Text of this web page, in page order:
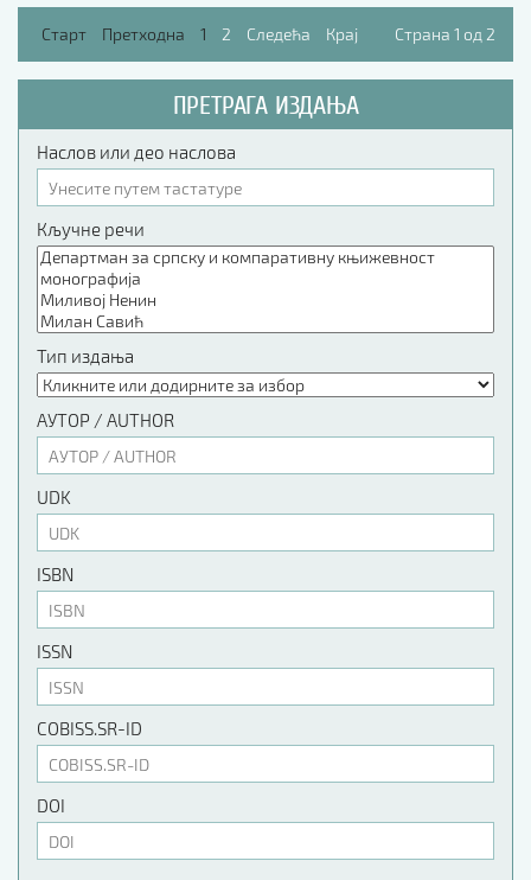
Старт Претходна 1 2 Следећа Крај Страна 1 од 2
ПРЕТРАГА ИЗДАЊА
Наслов или део наслова
Кључне речи
Тип издања
АУТОР / AUTHOR
UDK
ISBN
ISSN
COBISS.SR-ID
DOI